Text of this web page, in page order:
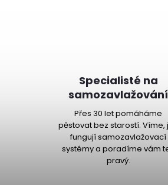
Specialisté na
samozavlažování
Přes 30 let pomáháme
pěstovat bez starostí. Víme,
fungují samozavlažovací
systémy a poradíme vám
pravý.